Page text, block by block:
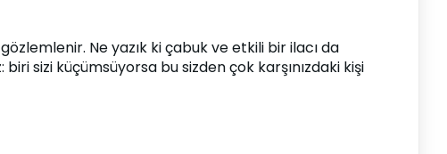
Ne yazık ki çabuk ve etkili bir ilacı da
sizi küçümsüyorsa bu sizden çok karşınızdaki kişi